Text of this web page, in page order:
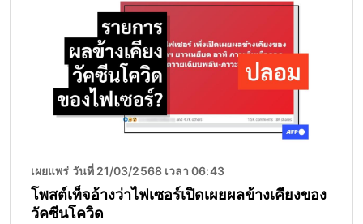
เผยแพร่ วันที่ 21/03/2568 เวลา 06:43
โพสต์เท็จอ้างว่าไฟเซอร์เปิดเผยผลข้างเคียงของ
วัคซีนโควิด